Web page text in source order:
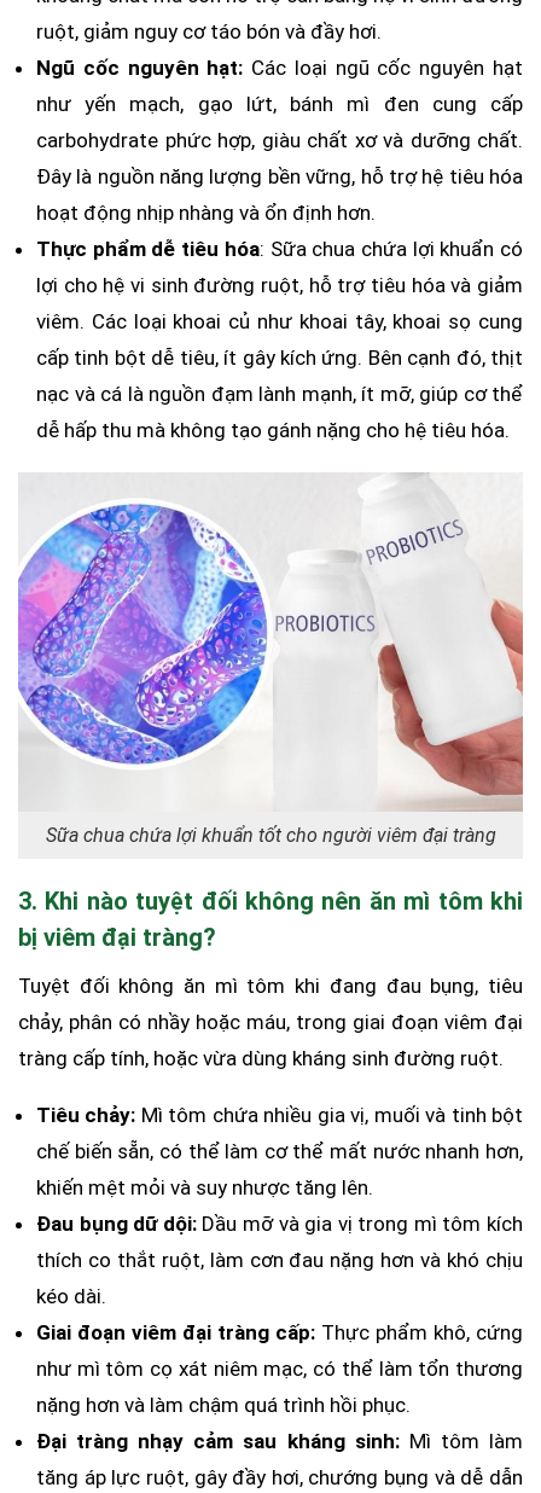
ruột, giảm nguy cơ táo bón và đầy hơi.
Ngũ cốc nguyên hạt: Các loại ngũ cốc nguyên hạt
như yến mạch, gạo lứt, bánh mì đen cung cấp
carbohydrate phức hợp, giàu chất xơ và dưỡng chất.
Đây là nguồn năng lượng bền vững, hỗ trợ hệ tiêu hóa
hoạt động nhịp nhàng và ổn định hơn.
Thực phẩm dễ tiêu hóa: Sữa chua chứa lợi khuẩn có
lợi cho hệ vi sinh đường ruột, hỗ trợ tiêu hóa và giảm
viêm. Các loại khoai củ như khoai tây, khoai sọ cung
cấp tinh bột dễ tiêu, ít gây kích ứng. Bên cạnh đó, thịt
nạc và cá là nguồn đạm lành mạnh, ít mỡ, giúp cơ thể
dễ hấp thu mà không tạo gánh nặng cho hệ tiêu hóa.
Sữa chua chứa lợi khuẩn tốt cho người viêm đại tràng
3. Khi nào tuyệt đối không nên ăn mì tôm khi
bị viêm đại tràng?
Tuyệt đối không ăn mì tôm khi đang đau bụng, tiêu
chảy, phân có nhầy hoặc máu, trong giai đoạn viêm đại
tràng cấp tính, hoặc vừa dùng kháng sinh đường ruột.
Tiêu chảy: Mì tôm chứa nhiều gia vị, muối và tinh bột
chế biến sẵn, có thể làm cơ thể mất nước nhanh hơn,
khiến mệt mỏi và suy nhược tăng lên.
Đau bụng dữ dội: Dầu mỡ và gia vị trong mì tôm kích
thích co thắt ruột, làm cơn đau nặng hơn và khó chịu
kéo dài.
Giai đoạn viêm đại tràng cấp: Thực phẩm khô, cứng
như mì tôm cọ xát niêm mạc, có thể làm tổn thương
nặng hơn và làm chậm quá trình hồi phục.
Đại tràng nhạy cảm sau kháng sinh: Mì tôm làm
tăng áp lực ruột, gây đầy hơi, chướng bụng và dễ dẫn